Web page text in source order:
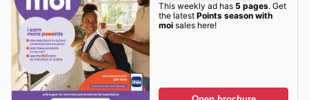
This weekly ad has 5 pages. Get
the latest Points season with
moisales here!